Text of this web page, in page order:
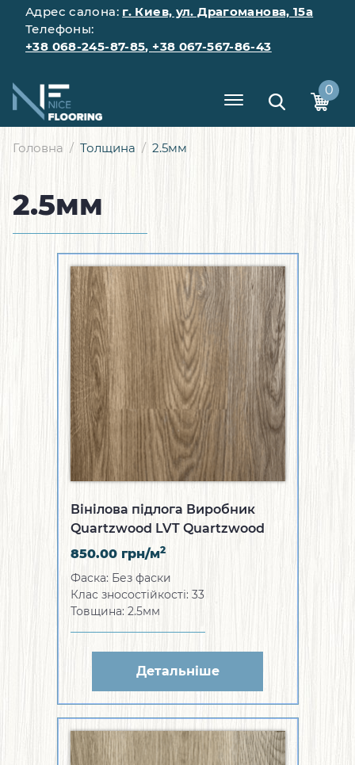
Адрес салона: г. Киев, ул. Драгоманова, 15а
Телефоны:
+38 068-245-87-85, +38 067-567-86-43
0
Головна Толщина 2.5мм
2.5мм
Вінілова підлога Виробник
Quartzwood LVT Quartzwood
Aegean Myth
850.00 грн/м2
Фаска: Без фаски
Клас зносостійкості: 33
Товщина: 2.5мм
Детальніше